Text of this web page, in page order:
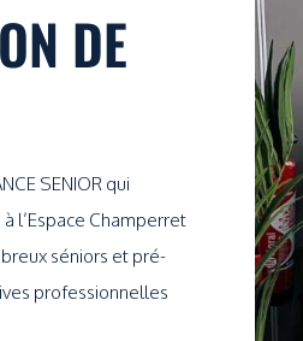
DE
SENIOR qui
à l’Espace Champerret
séniors et pré-
professionnelles